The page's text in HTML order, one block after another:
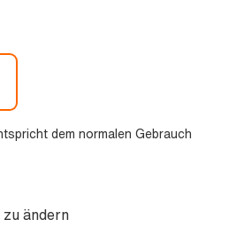
dem normalen Gebrauch
ändern